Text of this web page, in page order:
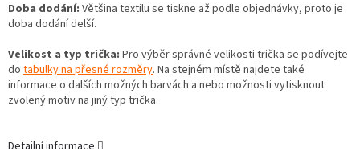
Doba dodání: Většina textilu se tiskne až podle objednávky, proto je
doba dodání delší.
Velikost a typ trička: Pro výběr správné velikosti trička se podívejte
do tabulky na přesné rozměry. Na stejném místě najdete také
informace o dalších možných barvách a nebo možnosti vytisknout
zvolený motiv na jiný typ trička.
Detailní informace